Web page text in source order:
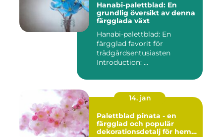
Hanabi-palettblad: En
grundlig översikt av denna
färgglada växt
Hanabi-palettblad: En
färgglad favorit för
trädgårdsentusiasten
Introduction: ...
14. jan
Palettblad pinata - en
färgglad och populär
dekorationsdetalj för hem